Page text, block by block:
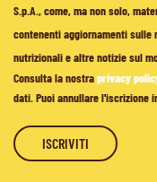
S.p.A., come, ma non solo,
contenenti aggiornamenti
nutrizionali e altre notizie sul
Consulta la nostraprivacy
dati. Puoi annullare l'iscrizione